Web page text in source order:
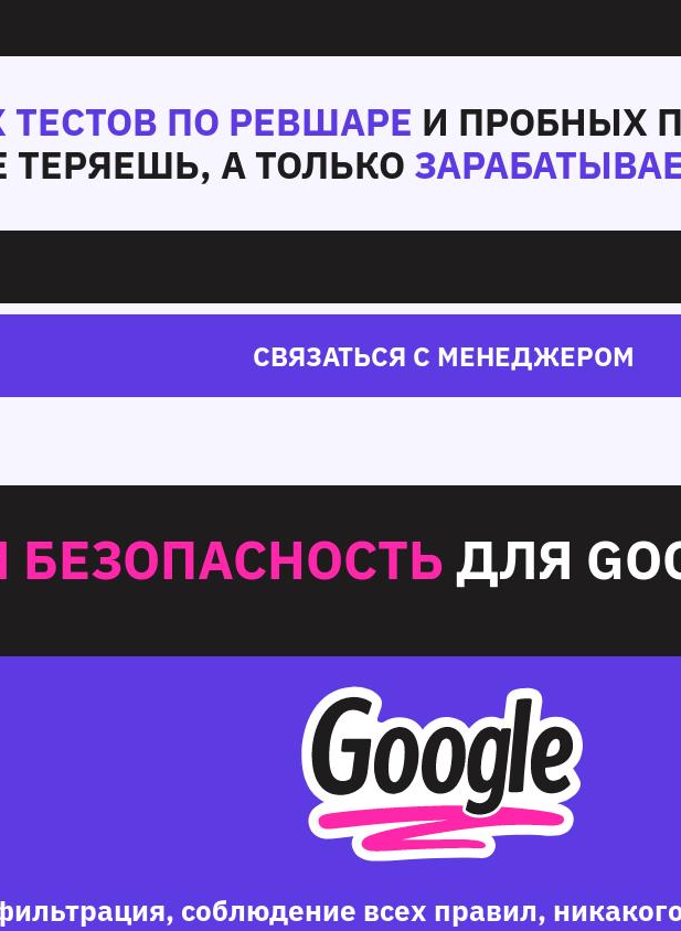
ПО РЕВШАРЕ И ПРОБНЫХ
ТЕРЯЕШЬ, А ТОЛЬКО
СВЯЗАТЬСЯ С МЕНЕДЖЕРОМ
БЕЗОПАСНОСТЬДЛЯ
соблюдение всех правил,